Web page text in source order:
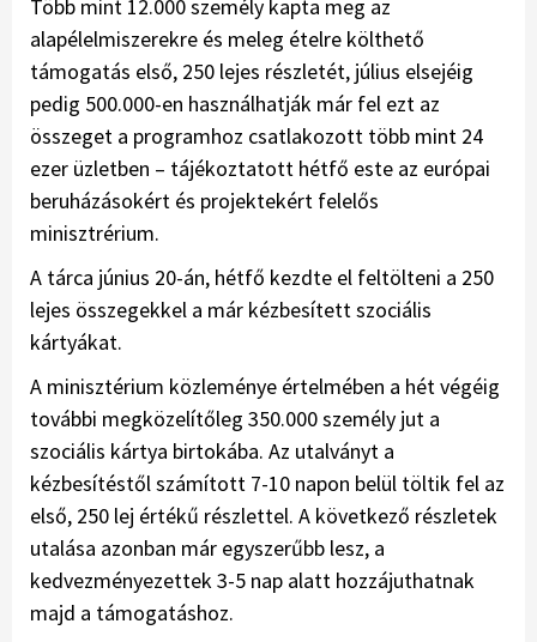
Több mint 12.000 személy kapta meg az
alapélelmiszerekre és meleg ételre költhető
támogatás első, 250 lejes részletét, július elsejéig
pedig 500.000-en használhatják már fel ezt az
összeget a programhoz csatlakozott több mint 24
ezer üzletben – tájékoztatott hétfő este az európai
beruházásokért és projektekért felelős
minisztrérium.
A tárca június 20-án, hétfő kezdte el feltölteni a 250
lejes összegekkel a már kézbesített szociális
kártyákat.
A minisztérium közleménye értelmében a hét végéig
további megközelítőleg 350.000 személy jut a
szociális kártya birtokába. Az utalványt a
kézbesítéstől számított 7-10 napon belül töltik fel az
első, 250 lej értékű részlettel. A következő részletek
utalása azonban már egyszerűbb lesz, a
kedvezményezettek 3-5 nap alatt hozzájuthatnak
majd a támogatáshoz.